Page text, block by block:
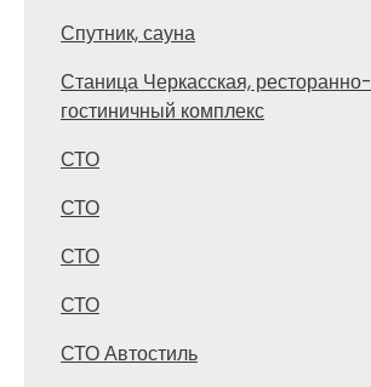
Спутник, сауна
Станица Черкасская, ресторанно-
гостиничный комплекс
СТО
СТО
СТО
СТО
СТО Автостиль